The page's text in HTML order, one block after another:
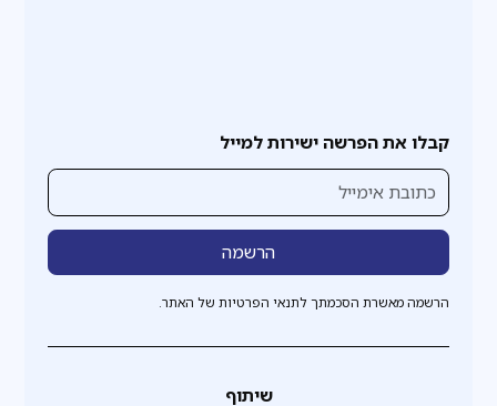
קבלו את הפרשה ישירות למייל
הרשמה מאשרת הסכמתך לתנאי הפרטיות של האתר.
שיתוף